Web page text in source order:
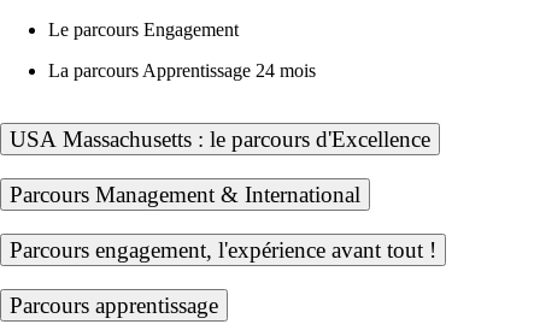
Le parcours Engagement
La parcours Apprentissage 24 mois
USA Massachusetts : le parcours d'Excellence
Parcours Management & International
Parcours engagement, l'expérience avant tout !
Parcours apprentissage